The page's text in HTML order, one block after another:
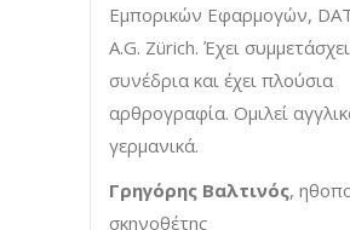
Εμπορικών Εφαρμογών,
A.G. Zürich. Έχει
συνέδρια και έχει πλούσια
αρθρογραφία. Ομιλεί
γερμανικά.
Γρηγόρης Βαλτινός,
σκηνοθέτης